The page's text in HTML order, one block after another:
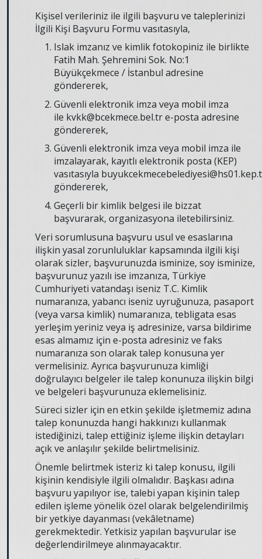
Kişisel verileriniz ile ilgili başvuru ve taleplerinizi
İlgili Kişi Başvuru Formu vasıtasıyla,
Islak imzanız ve kimlik fotokopiniz ile birlikte
Fatih Mah. Şehremini Sok. No:1
Büyükçekmece / İstanbul adresine
göndererek,
Güvenli elektronik imza veya mobil imza
ile kvkk@bcekmece.bel.tre-posta adresine
göndererek,
Güvenli elektronik imza veya mobil imza ile
imzalayarak, kayıtlı elektronik posta (KEP)
vasıtasıyla
göndererek,
Geçerli bir kimlik belgesi ile bizzat
başvurarak, organizasyona iletebilirsiniz.
Veri sorumlusuna başvuru usul ve esaslarına
ilişkin yasal zorunluluklar kapsamında ilgili kişi
olarak sizler, başvurunuzda isminize, soy isminize,
başvurunuz yazılı ise imzanıza, Türkiye
Cumhuriyeti vatandaşı iseniz T.C. Kimlik
numaranıza, yabancı iseniz uyruğunuza, pasaport
(veya varsa kimlik) numaranıza, tebligata esas
yerleşim yeriniz veya iş adresinize, varsa bildirime
esas almamız için e-posta adresiniz ve faks
numaranıza son olarak talep konusuna yer
vermelisiniz. Ayrıca başvurunuza kimliği
doğrulayıcı belgeler ile talep konunuza ilişkin bilgi
ve belgeleri başvurunuza eklemelisiniz.
Süreci sizler için en etkin şekilde işletmemiz adına
talep konunuzda hangi hakkınızı kullanmak
istediğinizi, talep ettiğiniz işleme ilişkin detayları
açık ve anlaşılır şekilde belirtmelisiniz.
Önemle belirtmek isteriz ki talep konusu, ilgili
kişinin kendisiyle ilgili olmalıdır. Başkası adına
başvuru yapılıyor ise, talebi yapan kişinin talep
edilen işleme yönelik özel olarak belgelendirilmiş
bir yetkiye dayanması (vekâletname)
gerekmektedir. Yetkisiz yapılan başvurular ise
değerlendirilmeye alınmayacaktır.